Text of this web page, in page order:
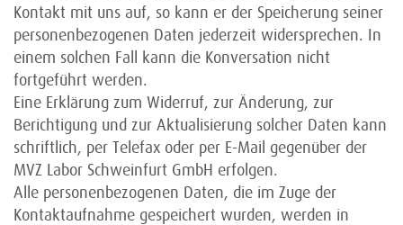
Kontakt mit uns auf, so kann er der Speicherung seiner
personenbezogenen Daten jederzeit widersprechen. In
einem solchen Fall kann die Konversation nicht
fortgeführt werden.
Eine Erklärung zum Widerruf, zur Änderung, zur
Berichtigung und zur Aktualisierung solcher Daten kann
schriftlich, per Telefax oder per E-Mail gegenüber der
MVZ Labor Schweinfurt GmbH erfolgen.
Alle personenbezogenen Daten, die im Zuge der
Kontaktaufnahme gespeichert wurden, werden in